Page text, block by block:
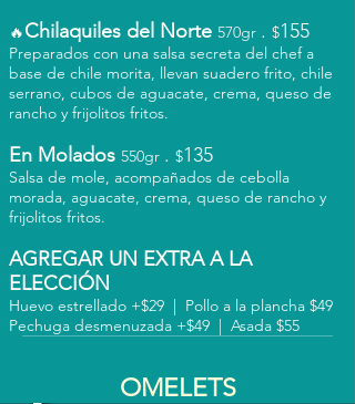
🔥Chilaquiles del Norte 570gr . $155
Preparados con una salsa secreta del chef a
base de chile morita, llevan suadero frito, chile
serrano, cubos de aguacate, crema, queso de
rancho y frijolitos fritos.
En Molados 550gr . $135
Salsa de mole, acompañados de cebolla
morada, aguacate, crema, queso de rancho y
frijolitos fritos.
AGREGAR UN EXTRA A LA
ELECCIÓN
Huevo estrellado +$29 | Pollo a la plancha $49
Pechuga desmenuzada +$49 | Asada $55
OMELETS